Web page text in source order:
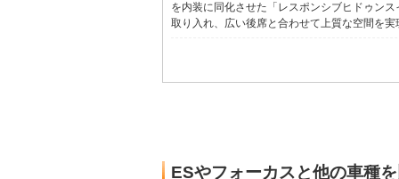
を内装に同化させた「レスポンシブヒドゥン
取り入れ、広い後席と合わせて上質な空間を
ESやフォーカスと他の車種